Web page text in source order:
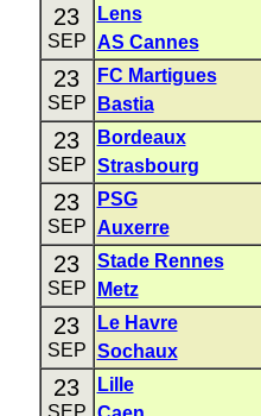
23
SEP
Lens
AS Cannes
23
SEP
FC Martigues
Bastia
23
SEP
Bordeaux
Strasbourg
23
SEP
PSG
Auxerre
23
SEP
Stade Rennes
Metz
23
SEP
Le Havre
Sochaux
23
SEP
Lille